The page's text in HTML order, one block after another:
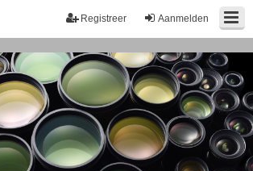
Aanmelden
Registreer